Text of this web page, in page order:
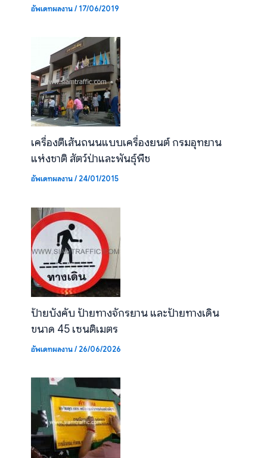
อัพเดทผลงาน/17/06/2019
เครื่องตีเส้นถนนแบบเครื่องยนต์ กรมอุทยาน
แห่งชาติ สัตว์ป่าและพันธุ์พืช
อัพเดทผลงาน/24/01/2015
ป้ายบังคับ ป้ายทางจักรยาน และป้ายทางเดิน
ขนาด 45 เซนติเมตร
อัพเดทผลงาน/26/06/2026